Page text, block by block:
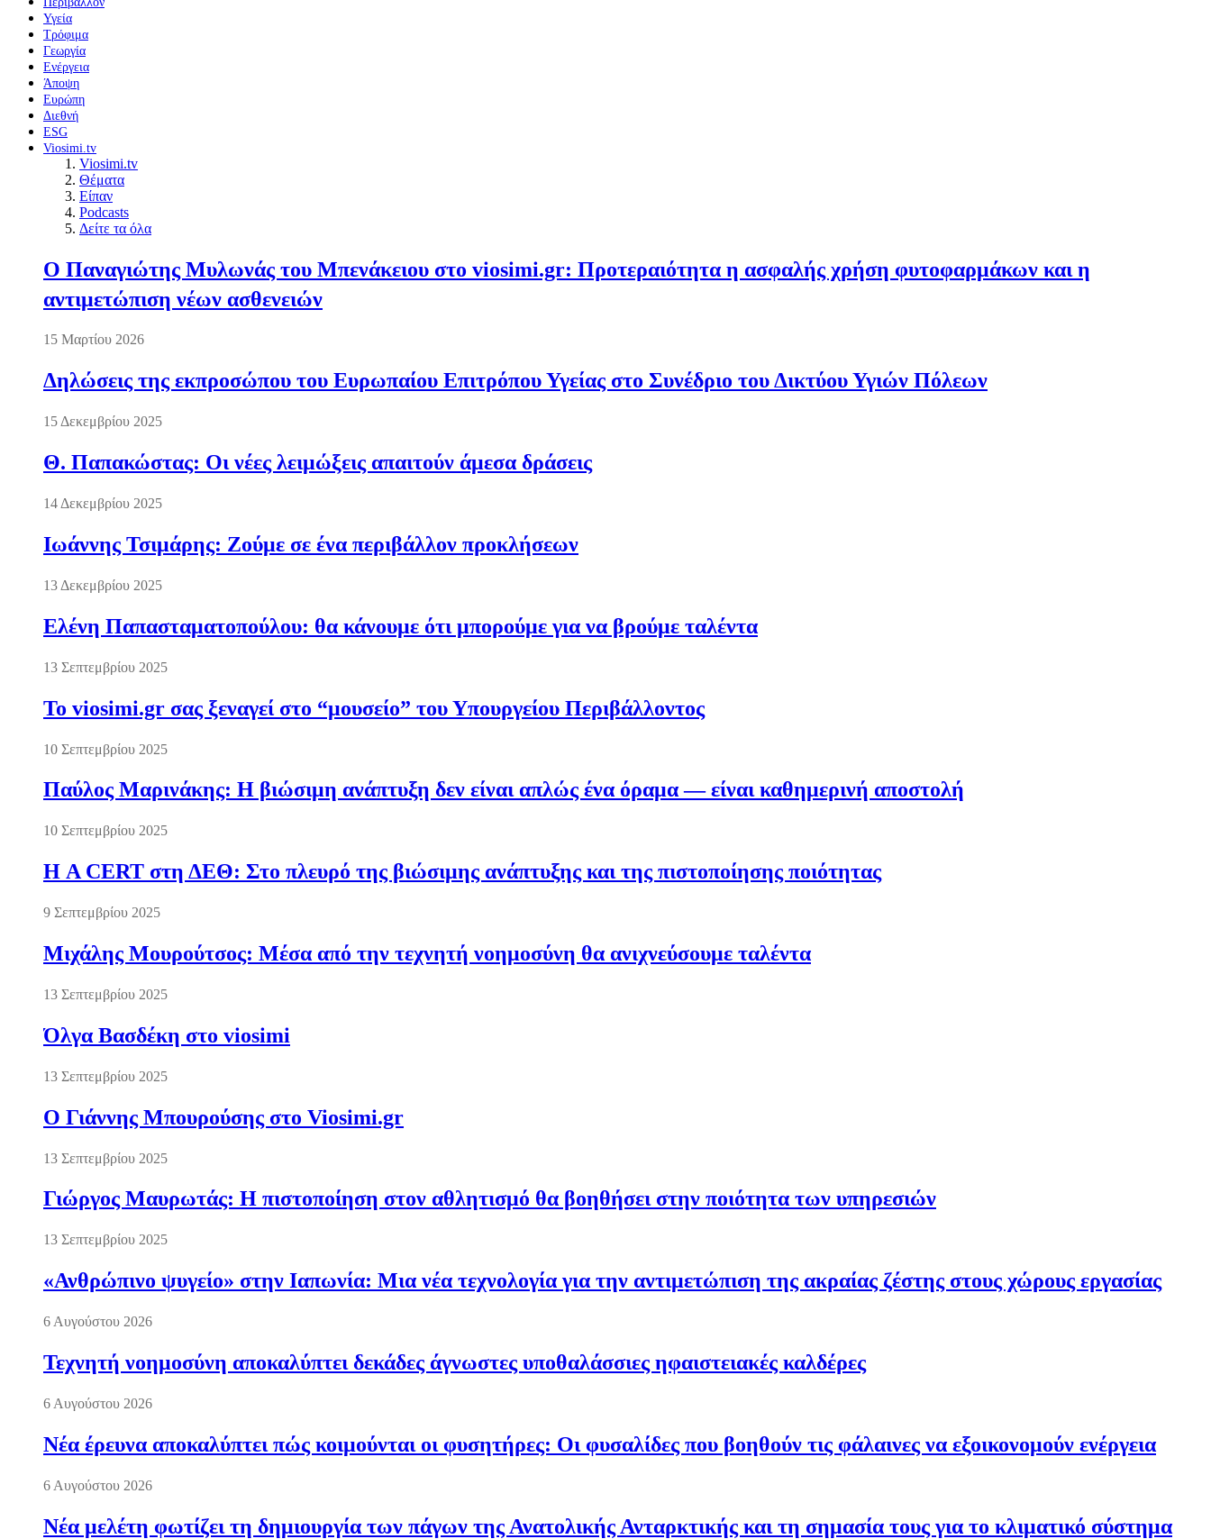
Υγεία
Τρόφιμα
Γεωργία
Ενέργεια
Άποψη
Ευρώπη
Διεθνή
ESG
Viosimi.tv
Viosimi.tv
Θέματα
Είπαν
Podcasts
Δείτε τα όλα
Ο Παναγιώτης Μυλωνάς του Μπενάκειου στο viosimi.gr: Προτεραιότητα η ασφαλής χρήση φυτοφαρμάκων και η
αντιμετώπιση νέων ασθενειών
15 Μαρτίου 2026
Δηλώσεις της εκπροσώπου του Ευρωπαίου Επιτρόπου Υγείας στο Συνέδριο του Δικτύου Υγιών Πόλεων
15 Δεκεμβρίου 2025
Θ. Παπακώστας: Οι νέες λειμώξεις απαιτούν άμεσα δράσεις
14 Δεκεμβρίου 2025
Ιωάννης Τσιμάρης: Ζούμε σε ένα περιβάλλον προκλήσεων
13 Δεκεμβρίου 2025
Ελένη Παπασταματοπούλου: θα κάνουμε ότι μπορούμε για να βρούμε ταλέντα
13 Σεπτεμβρίου 2025
Το viosimi.gr σας ξεναγεί στο “μουσείο” του Υπουργείου Περιβάλλοντος
10 Σεπτεμβρίου 2025
Παύλος Μαρινάκης: Η βιώσιμη ανάπτυξη δεν είναι απλώς ένα όραμα — είναι καθημερινή αποστολή
10 Σεπτεμβρίου 2025
Η A CERT στη ΔΕΘ: Στο πλευρό της βιώσιμης ανάπτυξης και της πιστοποίησης ποιότητας
9 Σεπτεμβρίου 2025
Μιχάλης Μουρούτσος: Μέσα από την τεχνητή νοημοσύνη θα ανιχνεύσουμε ταλέντα
13 Σεπτεμβρίου 2025
Όλγα Βασδέκη στο viosimi
13 Σεπτεμβρίου 2025
Ο Γιάννης Μπουρούσης στο Viosimi.gr
13 Σεπτεμβρίου 2025
Γιώργος Μαυρωτάς: Η πιστοποίηση στον αθλητισμό θα βοηθήσει στην ποιότητα των υπηρεσιών
13 Σεπτεμβρίου 2025
«Ανθρώπινο ψυγείο» στην Ιαπωνία: Μια νέα τεχνολογία για την αντιμετώπιση της ακραίας ζέστης στους χώρους εργασίας
6 Αυγούστου 2026
Τεχνητή νοημοσύνη αποκαλύπτει δεκάδες άγνωστες υποθαλάσσιες ηφαιστειακές καλδέρες
6 Αυγούστου 2026
Νέα έρευνα αποκαλύπτει πώς κοιμούνται οι φυσητήρες: Οι φυσαλίδες που βοηθούν τις φάλαινες να εξοικονομούν ενέργεια
6 Αυγούστου 2026
Νέα μελέτη φωτίζει τη δημιουργία των πάγων της Ανατολικής Ανταρκτικής και τη σημασία τους για το κλιματικό σύστημα